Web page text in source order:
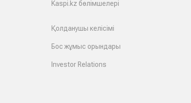
Kaspi.kz бөлімшелері
Қолданушы келісімі
Бос жұмыс орындары
Investor Relations